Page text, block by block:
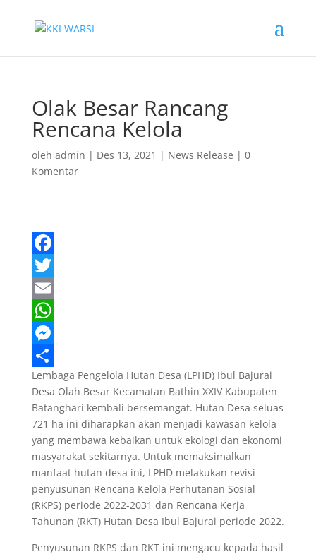
Olak Besar Rancang
Rencana Kelola
oleh admin | Des 13, 2021 | News Release | 0
Komentar
F
a
c
e
b
o
k
T
w
t
r
E
m
a
i
W
h
a
s
A
p
p
M
e
s
e
n
g
e
S
a
r
e
Lembaga Pengelola Hutan Desa (LPHD) Ibul Bajurai
Desa Olah Besar Kecamatan Bathin XXIV Kabupaten
Batanghari kembali bersemangat. Hutan Desa seluas
721 ha ini diharapkan akan menjadi kawasan kelola
yang membawa kebaikan untuk ekologi dan ekonomi
masyarakat sekitarnya. Untuk memaksimalkan
manfaat hutan desa ini, LPHD melakukan revisi
penyusunan Rencana Kelola Perhutanan Sosial
(RKPS) periode 2022-2031 dan Rencana Kerja
Tahunan (RKT) Hutan Desa Ibul Bajurai periode 2022.
Penyusunan RKPS dan RKT ini mengacu kepada hasil